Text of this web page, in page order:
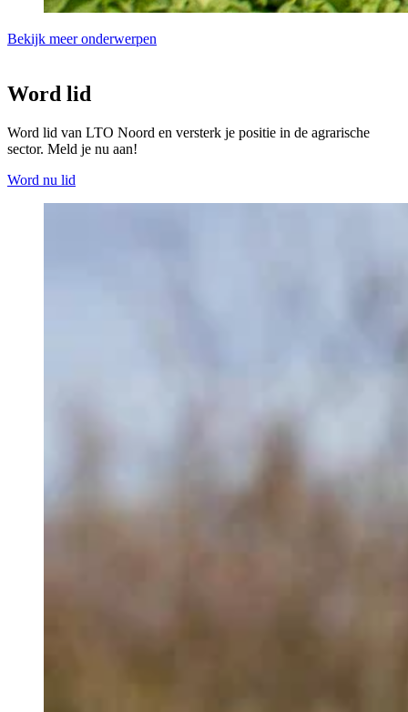
Bekijk meer onderwerpen
Word lid
Word lid van LTO Noord en versterk je positie in de agrarische
sector. Meld je nu aan!
Word nu lid